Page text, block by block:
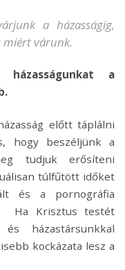
a házasságig,
miért várunk.
a
előtt táplálni
hogy beszéljünk a
tudjuk erősíteni
túlfűtött időket
és a pornográfia
Ha Krisztus testét
házastársunkkal
kockázata lesz a